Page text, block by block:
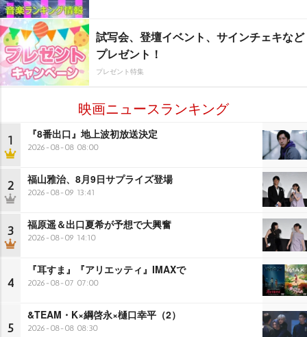
試写会、登壇イベント、サインチェキなど
プレゼント！
プレゼント特集
映画ニュースランキング
1 『8番出口』地上波初放送決定
2026-08-08 08:00
2 福山雅治、8月9日サプライズ登場
2026-08-09 13:41
3 福原遥＆出口夏希が予想で大興奮
2026-08-09 14:10
4
『耳すま』『アリエッティ』IMAXで
2026-08-07 07:00
5
&TEAM・K×綱啓永×樋口幸平（2）
2026-08-08 08:30